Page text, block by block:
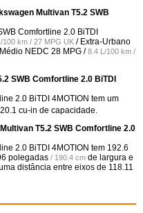
Multivan T5.2 SWB
Comfortline 2.0 BiTDI
100 km / 27 MPG UK / Extra-Urbano
NEDC 28 MPG /8.4 L/100 km /
SWB Comfortline 2.0 BiTDI
2.0 BiTDI 4MOTION tem um
cu-in de capacidade.
T5.2 SWB Comfortline 2.0
2.0 BiTDI 4MOTION tem 192.6
polegadas / 190.4 cm de largura e
distância entre eixos de 118.11